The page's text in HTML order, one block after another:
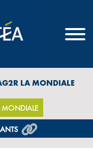
LA MONDIALE
MONDIALE